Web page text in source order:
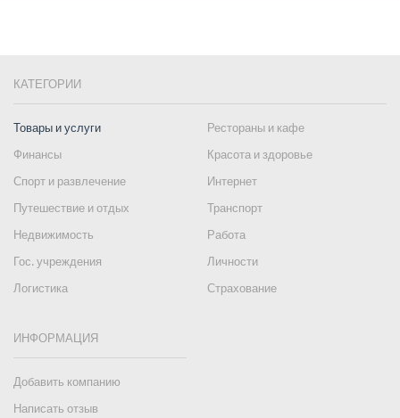
КАТЕГОРИИ
Товары и услуги
Рестораны и кафе
Финансы
Красота и здоровье
Спорт и развлечение
Интернет
Путешествие и отдых
Транспорт
Недвижимость
Работа
Гос. учреждения
Личности
Логистика
Страхование
ИНФОРМАЦИЯ
Добавить компанию
Написать отзыв